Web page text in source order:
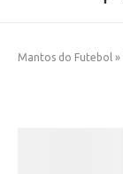
Mantos do Futebol »